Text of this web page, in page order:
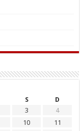
S
D
3
4
10
11